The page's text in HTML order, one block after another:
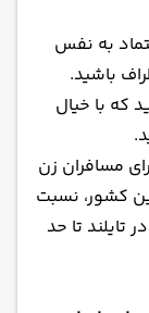
به نفس
باشید.
که با خیال
مسافران زن
کشور، نسبت
تایلند تا حد